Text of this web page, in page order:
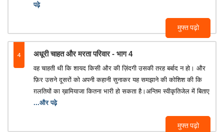
मुफ्त पढ़ो
पढ़े
4 अधूरी चाहत और मरता परिवार - भाग 4
मुफ्त पढ़ो
वह चाहती थी कि शायद किसी और की ज़िंदगी उसकी तरह बर्बाद न हो। और
फ़िर उसने दूसरों को अपनी कहानी सुनाकर यह समझाने की कोशिश की कि
ग़लतियों का ख़ामियाजा कितना भारी हो सकता है।अन्तिम स्वीकृतिजेल में बिताए
...और पढ़े